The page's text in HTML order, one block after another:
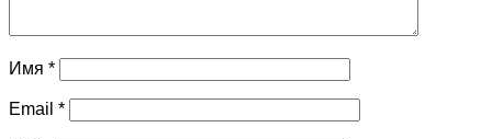
Имя *
Email *